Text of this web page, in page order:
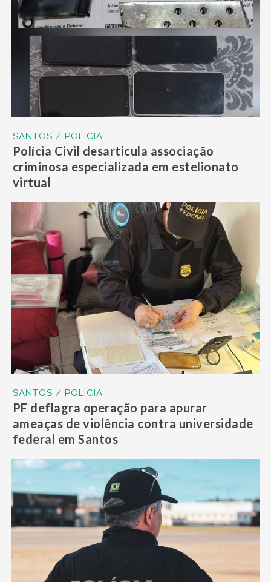
SANTOS / POLÍCIA
Polícia Civil desarticula associação
criminosa especializada em estelionato
virtual
SANTOS / POLÍCIA
PF deflagra operação para apurar
ameaças de violência contra universidade
federal em Santos